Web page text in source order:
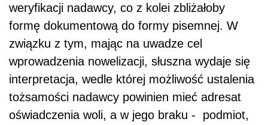
weryfikacji nadawcy, co z kolei zbliżałoby
formę dokumentową do formy pisemnej. W
związku z tym, mając na uwadze cel
wprowadzenia nowelizacji, słuszna wydaje się
interpretacja, wedle której możliwość ustalenia
tożsamości nadawcy powinien mieć adresat
oświadczenia woli, a w jego braku - podmiot,